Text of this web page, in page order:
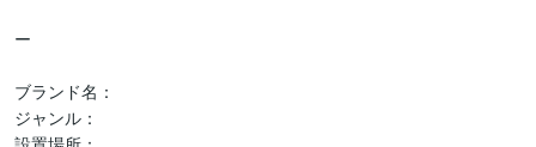
ー
ブランド名：
ジャンル：